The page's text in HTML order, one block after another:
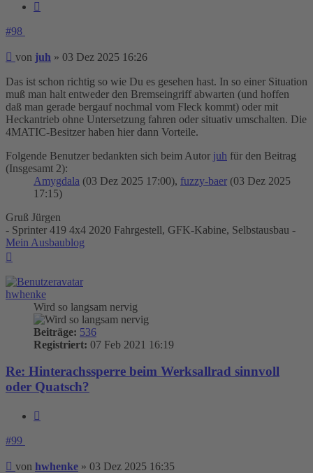
#98
Beitrag
von juh » 03 Dez 2025 16:26
Das ist schon richtig so wie Du es gesehen hast. In so einer Situation
muß man halt entweder den Bremseingriff abwarten (und hoffen
daß man gerade bergauf nochmal vom Fleck kommt) oder mit
Heckantrieb ohne Untersetzung fahren oder situativ umschalten. Die
4MATIC-Besitzer haben hier dann Vorteile.
Folgende Benutzer bedankten sich beim Autor juh für den Beitrag
(Insgesamt 2):
Amygdala (03 Dez 2025 17:00), fuzzy-baer (03 Dez 2025
17:15)
Gruß Jürgen
- Sprinter 419 4x4 2020 Fahrgestell, GFK-Kabine, Selbstausbau -
Mein Ausbaublog
hwhenke
Wird so langsam nervig
Beiträge: 536
Registriert: 07 Feb 2021 16:19
Re: Hinterachssperre beim Werksallrad sinnvoll
oder Quatsch?
#99
Beitrag
von hwhenke » 03 Dez 2025 16:35